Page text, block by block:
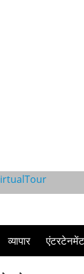
व्यापार एंटरटेनमेंट